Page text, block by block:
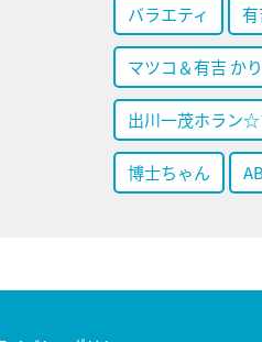
バラエティ
マツコ＆有吉 か
出川一茂ホラン
博士ちゃん